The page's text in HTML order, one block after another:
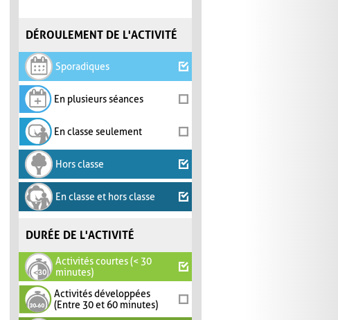
DÉROULEMENT DE L'ACTIVITÉ
Sporadiques
En plusieurs séances
En classe seulement
Hors classe
En classe et hors classe
DURÉE DE L'ACTIVITÉ
Activités courtes (< 30
minutes)
Activités développées
(Entre 30 et 60 minutes)